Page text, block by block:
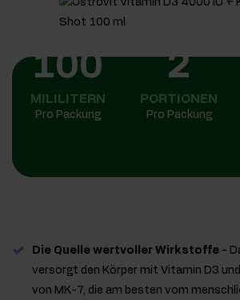
100
MILILITERN
Pro Packung
2
PORTIONEN
Pro Packung
Die Quelle wertvoller Wirkstoffe -
versorgt den Körper mit Vitamin D3
von MK-7, die am besten vom